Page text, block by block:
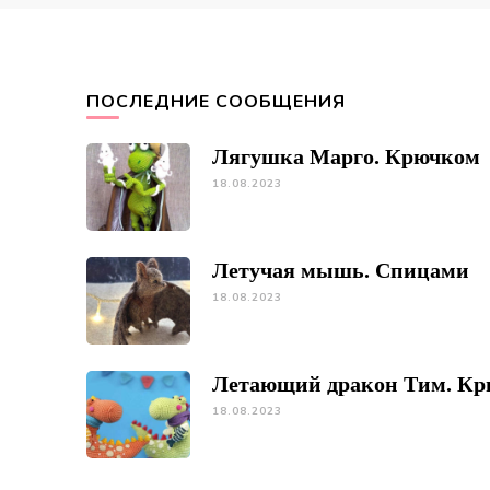
ПОСЛЕДНИЕ СООБЩЕНИЯ
Лягушка Марго. Крючком
18.08.2023
Летучая мышь. Спицами
18.08.2023
Летающий дракон Тим.
18.08.2023